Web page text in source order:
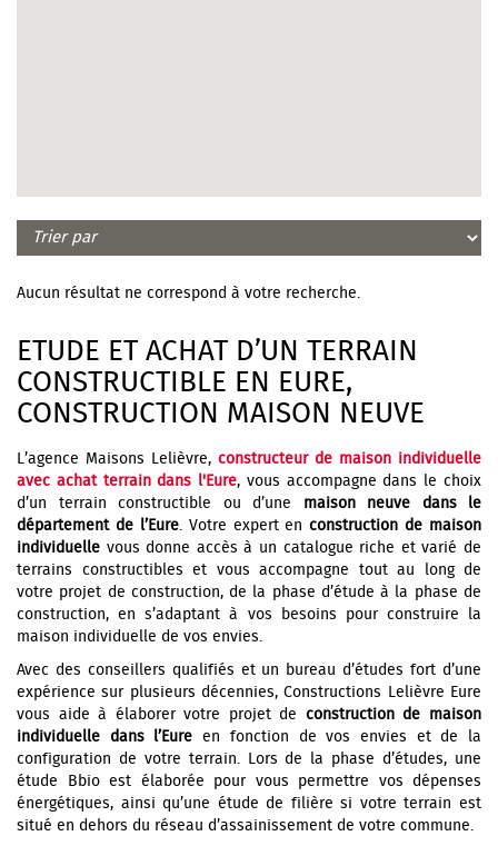
Aucun résultat ne correspond à votre recherche.
ETUDE ET ACHAT D’UN TERRAIN
CONSTRUCTIBLE EN EURE,
CONSTRUCTION MAISON NEUVE
L’agence Maisons Lelièvre, constructeur de maison individuelle
avec achat terrain dans l'Eure, vous accompagne dans le choix
d’un terrain constructible ou d’une maison neuve dans le
département de l’Eure. Votre expert enconstruction de maison
individuelle vous donne accès à un catalogue riche et varié de
terrains constructibles et vous accompagne tout au long de
votre projet de construction, de la phase d’étude à la phase de
construction, en s’adaptant à vos besoins pour construire la
maison individuelle de vos envies.
Avec des conseillers qualifiés et un bureau d’études fort d’une
expérience sur plusieurs décennies, Constructions Lelièvre Eure
vous aide à élaborer votre projet de construction de maison
individuelle dans l’Eure en fonction de vos envies et de la
configuration de votre terrain. Lors de la phase d’études, une
étude Bbio est élaborée pour vous permettre vos dépenses
énergétiques, ainsi qu’une étude de filière si votre terrain est
situé en dehors du réseau d’assainissement de votre commune.